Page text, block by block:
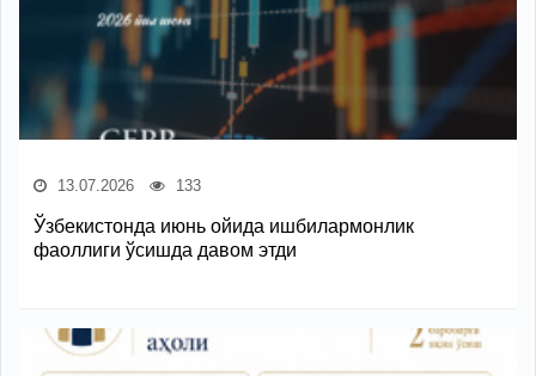
13.07.2026 133
Ўзбекистонда июнь ойида ишбилармонлик
фаоллиги ўсишда давом этди